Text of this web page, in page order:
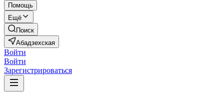
Помощь
Ещё
Поиск
Абадзехская
Войти
Войти
Зарегистрироваться